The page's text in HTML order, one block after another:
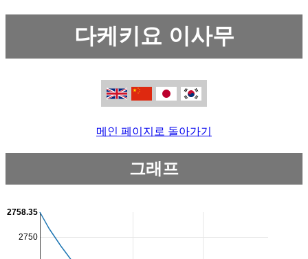
다케키요 이사무
메인 페이지로 돌아가기
그래프
2750
2758.35